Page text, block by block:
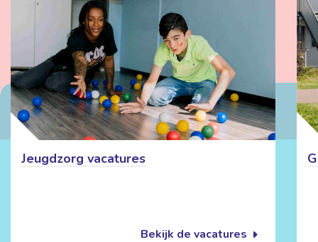
Jeugdzorg vacatures
Bekijk de vacatures